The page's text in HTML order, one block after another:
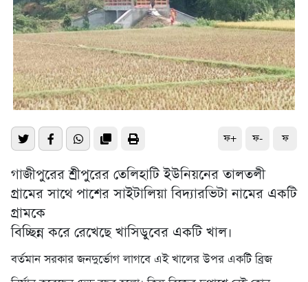
ফ+ ফ- ফ
গাজীপুরের শ্রীপুরের তেলিহাটি ইউনিয়নের তালতলী
গ্রামের সাথে পাশের সাইটালিয়া বিদ্যারভিটা নামের একটি
গ্রামকে
বিচ্ছিন্ন করে রেখেছে খাসিডুবের একটি খাল।
বর্তমান সরকার জনদুর্ভোগ লাগবে এই খালের উপর একটি ব্রিজ